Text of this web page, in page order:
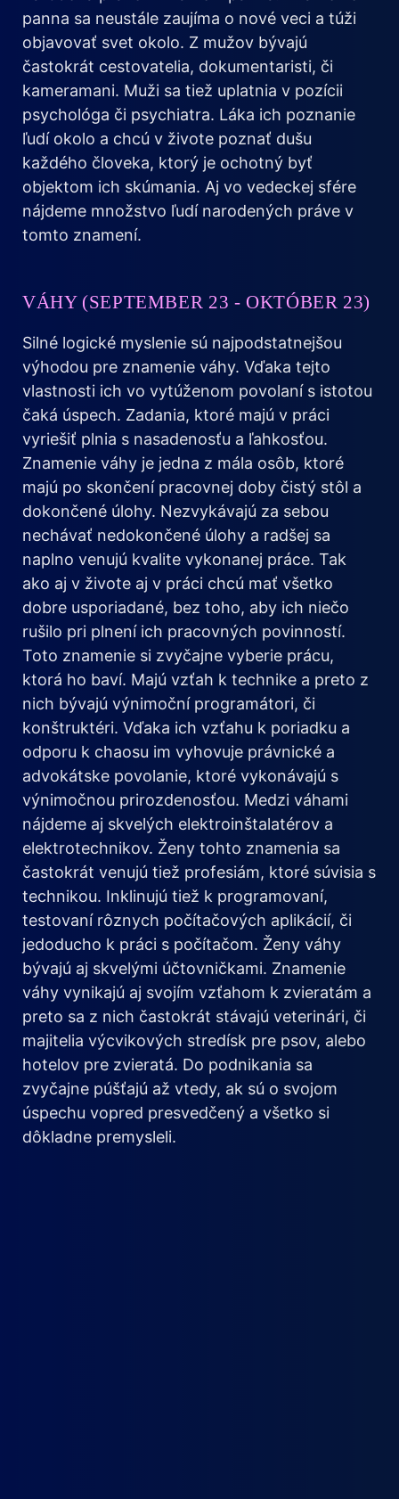
panna sa neustále zaujíma o nové veci a túži
objavovať svet okolo. Z mužov bývajú
častokrát cestovatelia, dokumentaristi, či
kameramani. Muži sa tiež uplatnia v pozícii
psychológa či psychiatra. Láka ich poznanie
ľudí okolo a chcú v živote poznať dušu
každého človeka, ktorý je ochotný byť
objektom ich skúmania. Aj vo vedeckej sfére
nájdeme množstvo ľudí narodených práve v
tomto znamení.
VÁHY (SEPTEMBER 23 - OKTÓBER 23)
Silné logické myslenie sú najpodstatnejšou
výhodou pre znamenie váhy. Vďaka tejto
vlastnosti ich vo vytúženom povolaní s istotou
čaká úspech. Zadania, ktoré majú v práci
vyriešiť plnia s nasadenosťu a ľahkosťou.
Znamenie váhy je jedna z mála osôb, ktoré
majú po skončení pracovnej doby čistý stôl a
dokončené úlohy. Nezvykávajú za sebou
nechávať nedokončené úlohy a radšej sa
naplno venujú kvalite vykonanej práce. Tak
ako aj v živote aj v práci chcú mať všetko
dobre usporiadané, bez toho, aby ich niečo
rušilo pri plnení ich pracovných povinností.
Toto znamenie si zvyčajne vyberie prácu,
ktorá ho baví. Majú vzťah k technike a preto z
nich bývajú výnimoční programátori, či
konštruktéri. Vďaka ich vzťahu k poriadku a
odporu k chaosu im vyhovuje právnické a
advokátske povolanie, ktoré vykonávajú s
výnimočnou prirozdenosťou. Medzi váhami
nájdeme aj skvelých elektroinštalatérov a
elektrotechnikov. Ženy tohto znamenia sa
častokrát venujú tiež profesiám, ktoré súvisia s
technikou. Inklinujú tiež k programovaní,
testovaní rôznych počítačových aplikácií, či
jedoducho k práci s počítačom. Ženy váhy
bývajú aj skvelými účtovničkami. Znamenie
váhy vynikajú aj svojím vzťahom k zvieratám a
preto sa z nich častokrát stávajú veterinári, či
majitelia výcvikových stredísk pre psov, alebo
hotelov pre zvieratá. Do podnikania sa
zvyčajne púšťajú až vtedy, ak sú o svojom
úspechu vopred presvedčený a všetko si
dôkladne premysleli.